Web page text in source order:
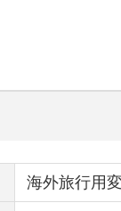
海外旅行用